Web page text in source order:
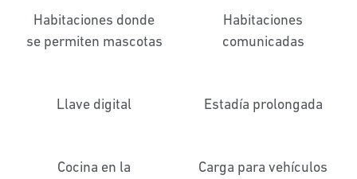
Habitaciones donde
se permiten mascotas
Habitaciones
comunicadas
Llave digital Estadía prolongada
Cocina en la
Carga para vehículos